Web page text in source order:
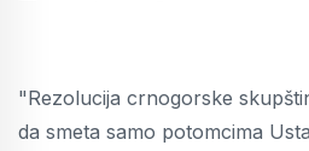
"Rezolucija crnogorske
da smeta samo potomcima